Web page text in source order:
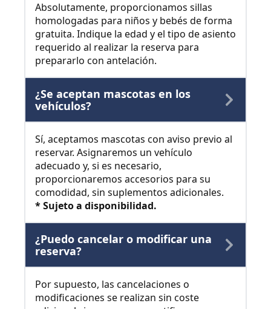
Absolutamente, proporcionamos sillas
homologadas para niños y bebés de forma
gratuita. Indique la edad y el tipo de asiento
requerido al realizar la reserva para
prepararlo con antelación.
¿Se aceptan mascotas en los
vehículos?
Sí, aceptamos mascotas con aviso previo al
reservar. Asignaremos un vehículo
adecuado y, si es necesario,
proporcionaremos accesorios para su
comodidad, sin suplementos adicionales.
* Sujeto a disponibilidad.
¿Puedo cancelar o modificar una
reserva?
Por supuesto, las cancelaciones o
modificaciones se realizan sin coste